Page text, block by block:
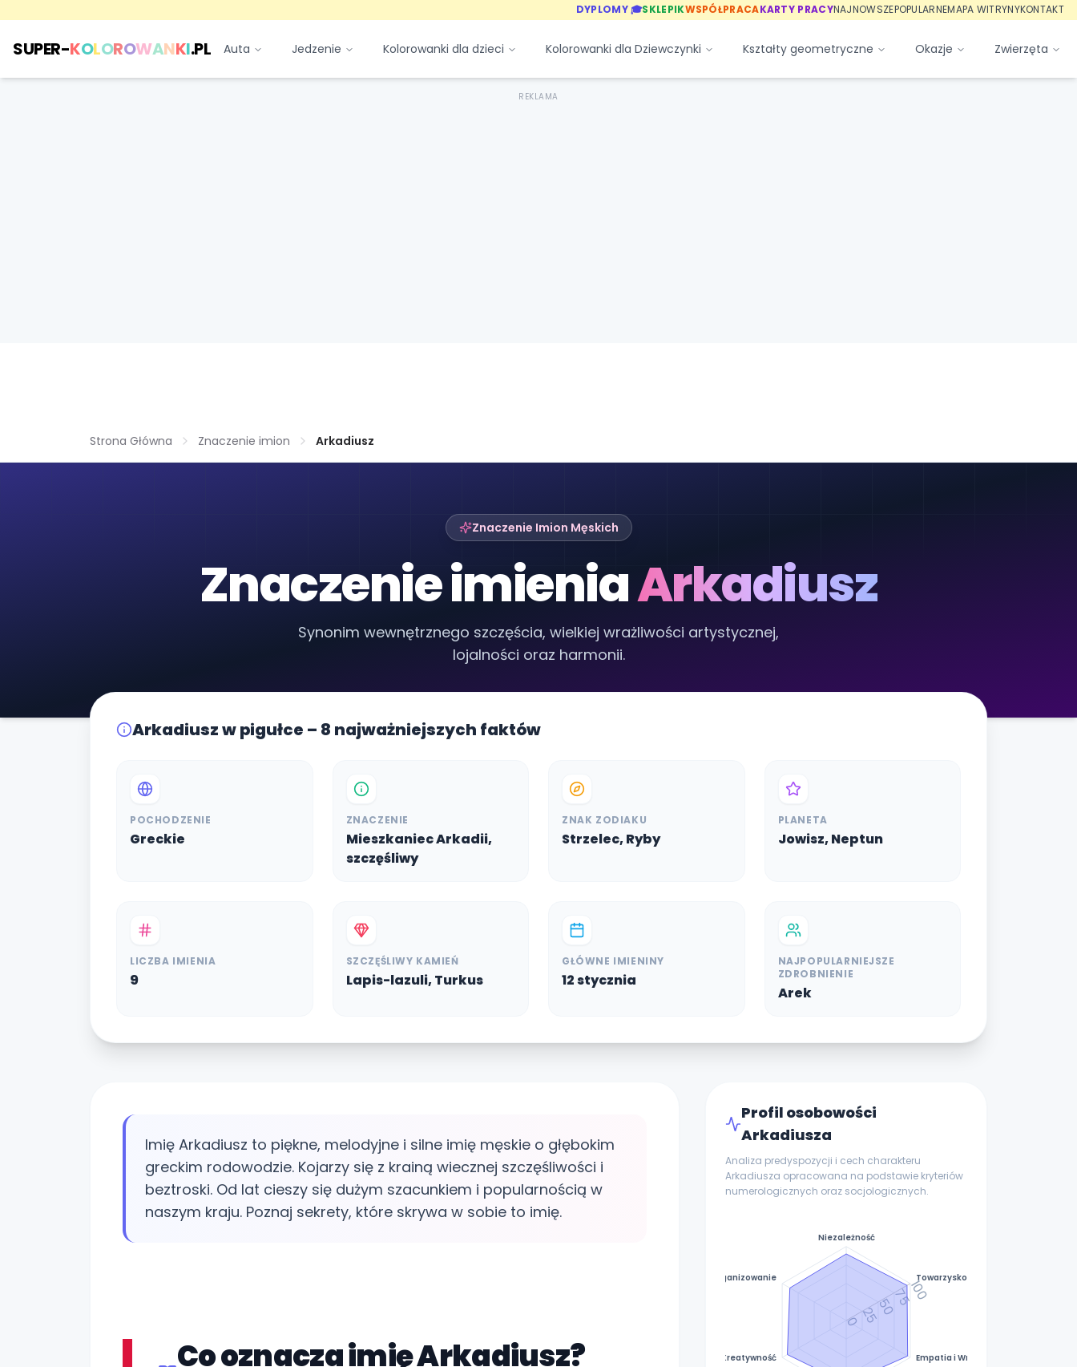
DYPLOMY 🎓SKLEPIKWSPÓŁPRACAKARTY PRACYNAJNOWSZEPOPULARNEMAPA WITRYNYKONTAKT
SUPER-KOLOROWANKI.PL Auta Jedzenie Kolorowanki dla dzieci Kolorowanki dla Dziewczynki Kształty geometryczne Okazje Zwierzęta
REKLAMA
Strona Główna Znaczenie imion Arkadiusz
Znaczenie Imion Męskich
Znaczenie imieniaArkadiusz
Synonim wewnętrznego szczęścia, wielkiej wrażliwości artystycznej,
lojalności oraz harmonii.
Arkadiusz w pigułce – 8 najważniejszych faktów
POCHODZENIE
Greckie
ZNACZENIE
Mieszkaniec Arkadii,
szczęśliwy
ZNAK ZODIAKU
Strzelec, Ryby
PLANETA
Jowisz, Neptun
LICZBA IMIENIA
9
SZCZĘŚLIWY KAMIEŃ
Lapis-lazuli, Turkus
GŁÓWNE IMIENINY
12 stycznia
NAJPOPULARNIEJSZE
ZDROBNIENIE
Arek
Imię Arkadiusz to piękne, melodyjne i silne imię męskie o głębokim
greckim rodowodzie. Kojarzy się z krainą wiecznej szczęśliwości i
beztroski. Od lat cieszy się dużym szacunkiem i popularnością w
naszym kraju. Poznaj sekrety, które skrywa w sobie to imię.
Co oznacza imię Arkadiusz?
Profil osobowości
Arkadiusza
Analiza predyspozycji i cech charakteru
Arkadiusza opracowana na podstawie kryteriów
numerologicznych oraz socjologicznych.
Niezależność
Towarzyskość
Empatia i Wrażliwość
Kreatywność
Zorganizowanie
0255075100